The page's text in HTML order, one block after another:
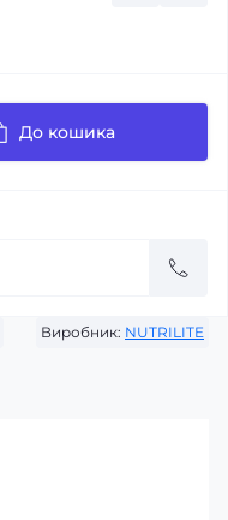
Виробник: NUTRILITE
До кошика